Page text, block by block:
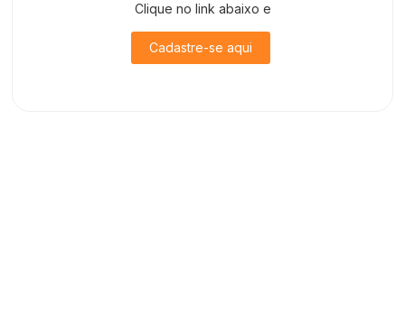
Clique no link abaixo e
Cadastre-se aqui